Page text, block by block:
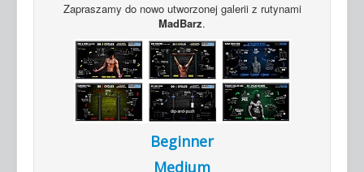
Zapraszamy do nowo utworzonej galerii z rutynami
MadBarz.
Beginner
Medium